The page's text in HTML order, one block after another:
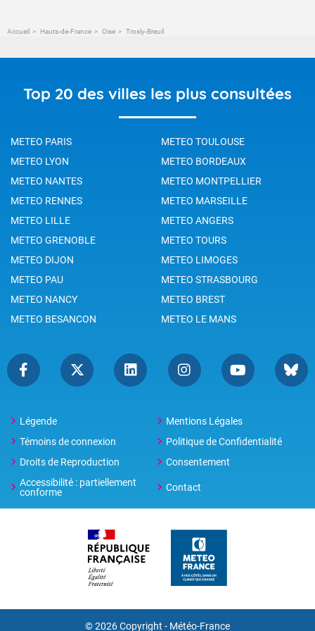
Accueil Hauts-de-France Oise Trosly-Breuil
Top 20 des villes les plus consultées
METEO PARIS
METEO TOULOUSE
METEO LYON
METEO BORDEAUX
METEO NANTES
METEO MONTPELLIER
METEO RENNES
METEO MARSEILLE
METEO LILLE
METEO ANGERS
METEO GRENOBLE
METEO TOURS
METEO DIJON
METEO LIMOGES
METEO PAU
METEO STRASBOURG
METEO NANCY
METEO BREST
METEO BESANCON
METEO LE MANS
Légende
Mentions Légales
Témoins de connexion
Politique de Confidentialité
Droits de Reproduction
Consentement
Accessibilité : partiellement
conforme
Contact
© 2026 Copyright - Météo-France